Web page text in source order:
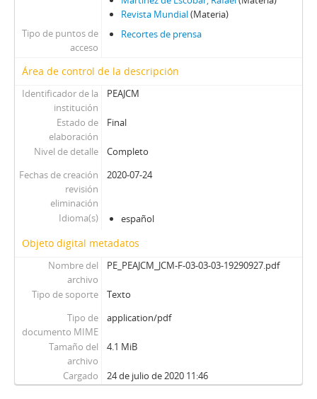
Revista Mundial(Materia)
Tipo de puntos de
acceso
Recortes de prensa
Área de control de la descripción
Identificador de la
institución
PEAJCM
Estado de
elaboración
Final
Nivel de detalle
Completo
Fechas de creación
revisión
eliminación
2020-07-24
Idioma(s) español
Objeto digital metadatos
Nombre del
archivo
PE_PEAJCM_JCM-F-03-03-03-19290927.pdf
Tipo de soporte
Texto
Tipo de
documento MIME
application/pdf
Tamaño del
archivo
4.1 MiB
Cargado 24 de julio de 2020 11:46